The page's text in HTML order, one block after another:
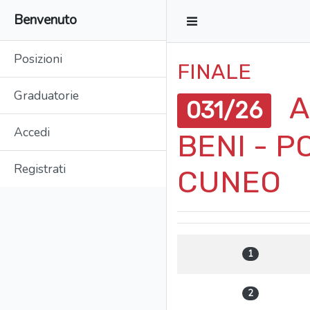
Benvenuto
Posizioni
Graduatorie
Accedi
Registrati
FINALE
031/26
BENI -
CUNEO
1
2